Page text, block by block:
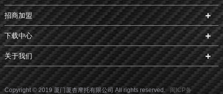
招商加盟
下载中心
关于我们
Copyright © 2019 厦门厦杏摩托有限公司 All rights reserved. 闽ICP备